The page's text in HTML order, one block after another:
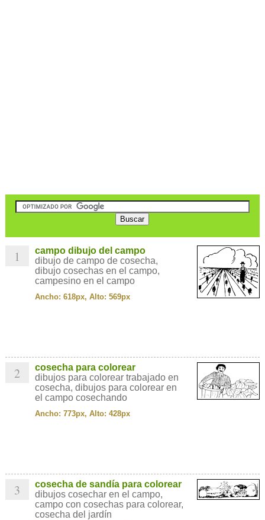
1
campo dibujo del campo
dibujo de campo de cosecha,
dibujo cosechas en el campo,
campesino en el campo
Ancho: 618px, Alto: 569px
2
cosecha para colorear
dibujos para colorear trabajado en
cosecha, dibujos para colorear en
el campo cosechando
Ancho: 773px, Alto: 428px
3
cosecha de sandía para colorear
dibujos cosechar en el campo,
campo con cosechas para colorear,
cosecha del jardín